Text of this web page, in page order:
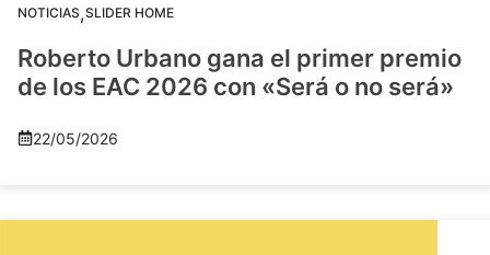
NOTICIAS,SLIDER HOME
Roberto Urbano gana el primer premio
de los EAC 2026 con «Será o no será»
22/05/2026